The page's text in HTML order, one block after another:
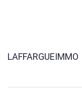
LAFFARGUEIMMO